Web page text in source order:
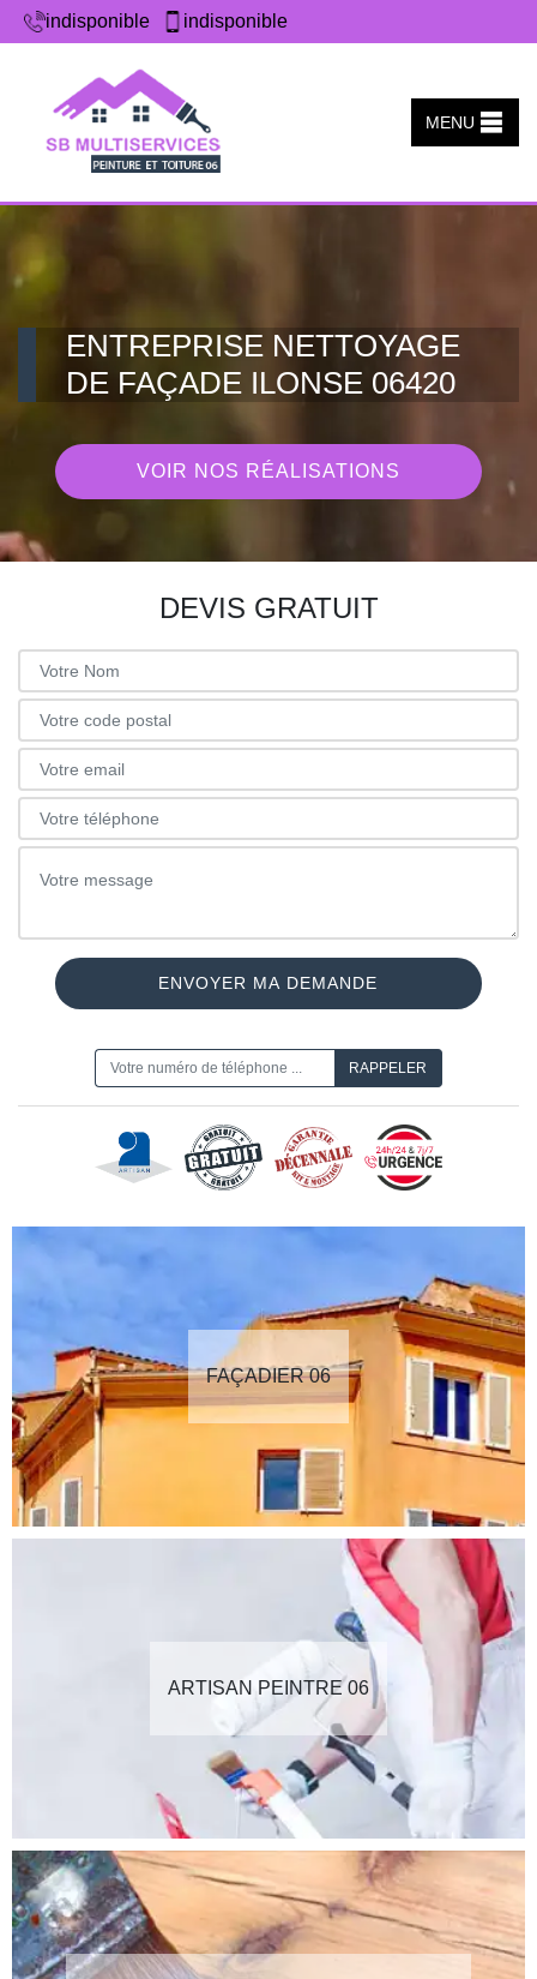
indisponible indisponible
MENU
ENTREPRISE NETTOYAGE
DE FAÇADE ILONSE 06420
VOIR NOS RÉALISATIONS
DEVIS GRATUIT
FAÇADIER 06
ARTISAN PEINTRE 06